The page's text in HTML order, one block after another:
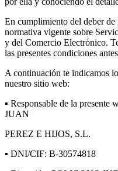
En cumplimiento del deber
normativa vigente sobre
y del Comercio Electrónico.
las presentes condiciones
A continuación te indicamos
nuestro sitio web:
▪ Responsable de la
JUAN
PEREZ E HIJOS, S.L.
▪ DNI/CIF: B-30574818